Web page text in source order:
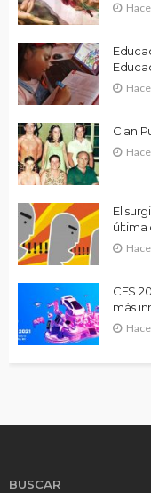
Clan
El
última
CES
más
BUSCAR